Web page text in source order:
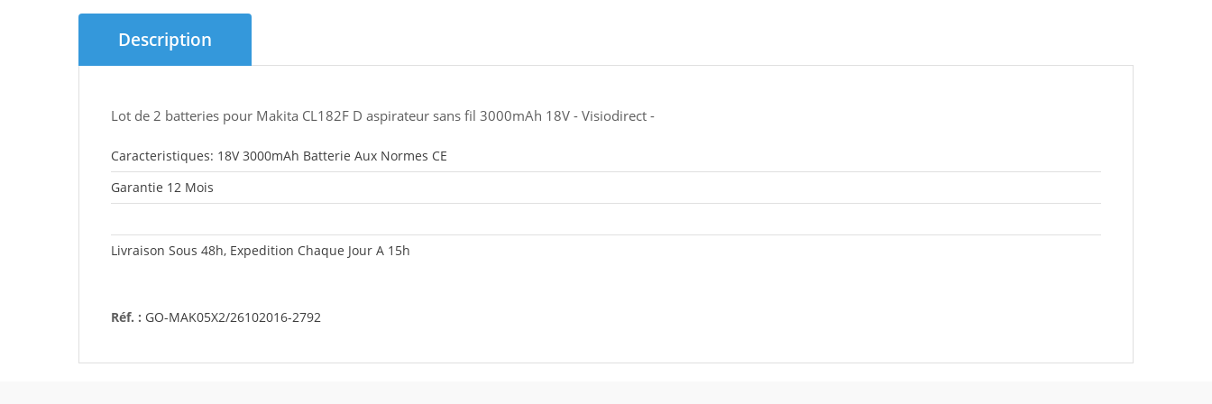
Description
Lot de 2 batteries pour Makita CL182F D aspirateur sans fil 3000mAh 18V - Visiodirect -
Caracteristiques: 18V 3000mAh Batterie Aux Normes CE
Garantie 12 Mois
Livraison Sous 48h, Expedition Chaque Jour A 15h
Réf. : GO-MAK05X2/26102016-2792